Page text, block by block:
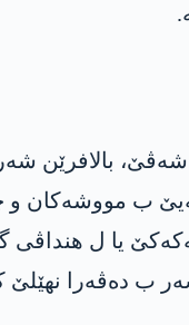
دەمژمێر 12:20 شەڤێ،
ب مووشەکان
یا ل هنداڤی
ب دەڤەرا نهێلێ